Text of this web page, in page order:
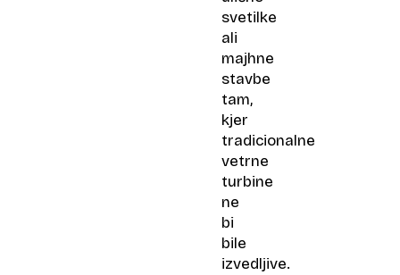
svetilke
ali
majhne
stavbe
tam,
kjer
tradicionalne
vetrne
turbine
ne
bi
bile
izvedljive.